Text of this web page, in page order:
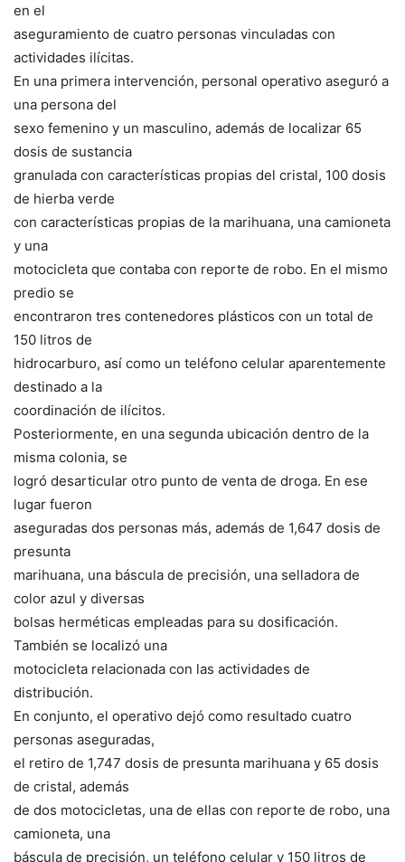
en el
aseguramiento de cuatro personas vinculadas con
actividades ilícitas.
En una primera intervención, personal operativo aseguró a
una persona del
sexo femenino y un masculino, además de localizar 65
dosis de sustancia
granulada con características propias del cristal, 100 dosis
de hierba verde
con características propias de la marihuana, una camioneta
y una
motocicleta que contaba con reporte de robo. En el mismo
predio se
encontraron tres contenedores plásticos con un total de
150 litros de
hidrocarburo, así como un teléfono celular aparentemente
destinado a la
coordinación de ilícitos.
Posteriormente, en una segunda ubicación dentro de la
misma colonia, se
logró desarticular otro punto de venta de droga. En ese
lugar fueron
aseguradas dos personas más, además de 1,647 dosis de
presunta
marihuana, una báscula de precisión, una selladora de
color azul y diversas
bolsas herméticas empleadas para su dosificación.
También se localizó una
motocicleta relacionada con las actividades de
distribución.
En conjunto, el operativo dejó como resultado cuatro
personas aseguradas,
el retiro de 1,747 dosis de presunta marihuana y 65 dosis
de cristal, además
de dos motocicletas, una de ellas con reporte de robo, una
camioneta, una
báscula de precisión, un teléfono celular y 150 litros de